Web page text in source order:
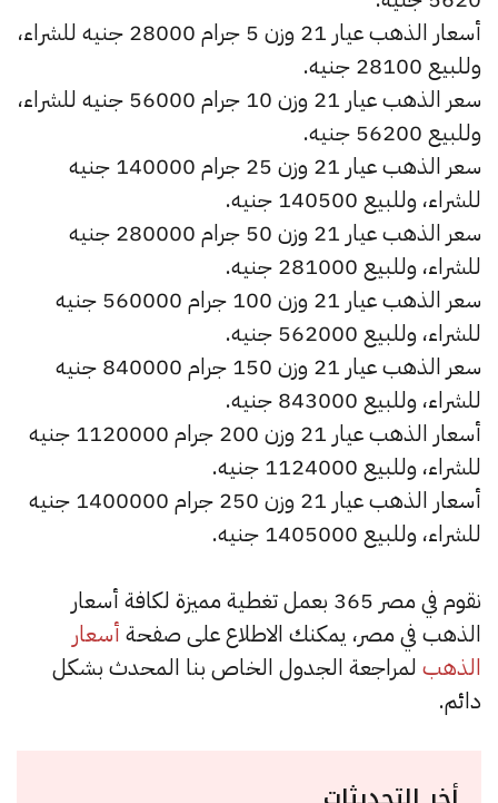
أسعار الذهب عيار 21 وزن 5 جرام 28000 جنيه للشراء،
وللبيع 28100 جنيه.
سعر الذهب عيار 21 وزن 10 جرام 56000 جنيه للشراء،
وللبيع 56200 جنيه.
سعر الذهب عيار 21 وزن 25 جرام 140000 جنيه
للشراء، وللبيع 140500 جنيه.
سعر الذهب عيار 21 وزن 50 جرام 280000 جنيه
للشراء، وللبيع 281000 جنيه.
سعر الذهب عيار 21 وزن 100 جرام 560000 جنيه
للشراء، وللبيع 562000 جنيه.
سعر الذهب عيار 21 وزن 150 جرام 840000 جنيه
للشراء، وللبيع 843000 جنيه.
أسعار الذهب عيار 21 وزن 200 جرام 1120000 جنيه
للشراء، وللبيع 1124000 جنيه.
أسعار الذهب عيار 21 وزن 250 جرام 1400000 جنيه
للشراء، وللبيع 1405000 جنيه.
نقوم في مصر 365 بعمل تغطية مميزة لكافة أسعار
الذهب في مصر، يمكنك الاطلاع على صفحة أسعار
الذهب لمراجعة الجدول الخاص بنا المحدث بشكل
دائم.